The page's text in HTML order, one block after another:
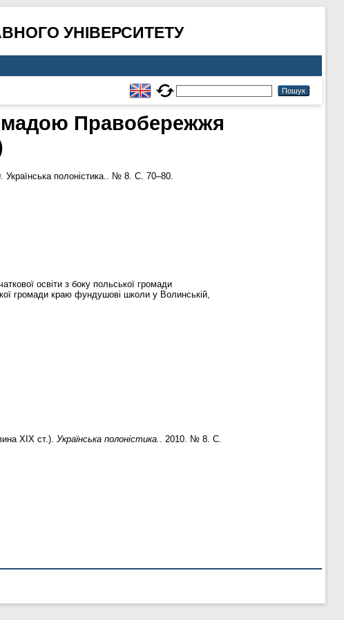
УНІВЕРСИТЕТУ
Правобережжя
Українська полоністика.. № 8. С. 70–80.
освіти з боку польської громади
громади краю фундушові школи у Волинській,
ХІХ ст.). Українська полоністика.
. 2010. № 8. С.